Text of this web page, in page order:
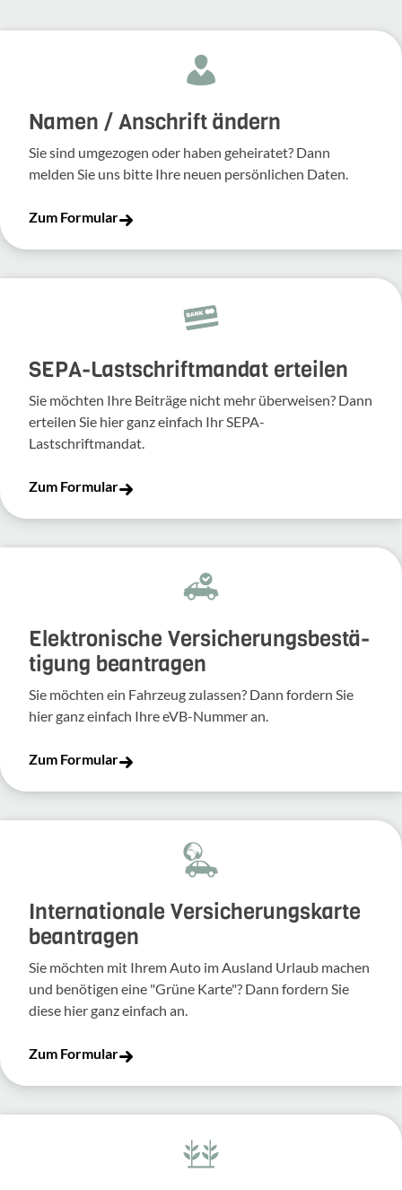
Namen / Anschrift ändern
Sie sind umgezogen oder haben geheiratet? Dann
melden Sie uns bitte Ihre neuen persönlichen Daten.
Zum Formular
SEPA-Lastschriftmandat erteilen
Sie möchten Ihre Beiträge nicht mehr überweisen? Dann
erteilen Sie hier ganz einfach Ihr SEPA-
Lastschriftmandat.
Zum Formular
Elek­tro­ni­sche Versi­che­rungs­be­stä­
ti­gung bean­tragen
Sie möchten ein Fahr­zeug zulassen? Dann fordern Sie
hier ganz einfach Ihre eVB-​Nummer an.
Zum Formular
Inter­na­tio­nale Versi­che­rungs­karte
bean­tragen
Sie möchten mit Ihrem Auto im Ausland Urlaub machen
und benö­tigen eine "Grüne Karte"? Dann fordern Sie
diese hier ganz einfach an.
Zum Formular